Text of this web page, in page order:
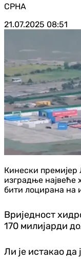
СРНА
21.07.2025 08:51
Кинески премијер
изградње највеће
бити лоцирана на
Вриједност
170 милијарди
Ли је истакао да